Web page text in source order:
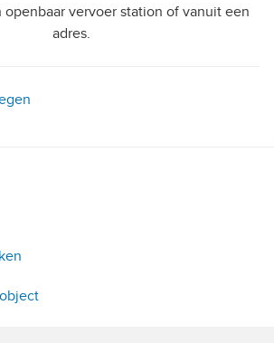
vervoer station of vanuit een
adres.